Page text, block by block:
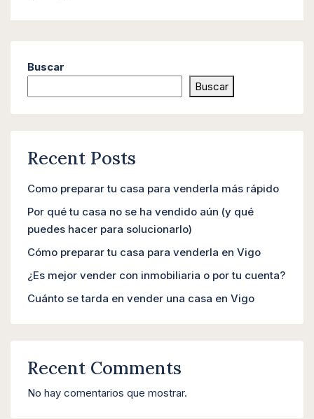
Buscar
Buscar
Recent Posts
Como preparar tu casa para venderla más rápido
Por qué tu casa no se ha vendido aún (y qué
puedes hacer para solucionarlo)
Cómo preparar tu casa para venderla en Vigo
¿Es mejor vender con inmobiliaria o por tu cuenta?
Cuánto se tarda en vender una casa en Vigo
Recent Comments
No hay comentarios que mostrar.